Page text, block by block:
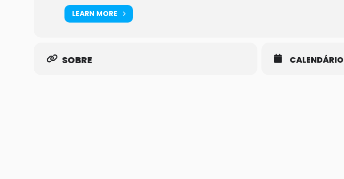
LEARN MORE
SOBRE CALENDÁRIO